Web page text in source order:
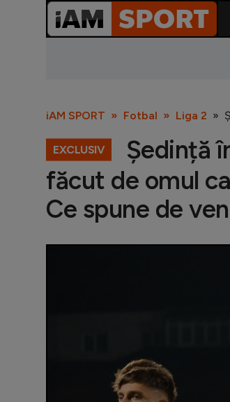
iAM SPORT Fotbal Liga 2
EXCLUSIV
Ședință
făcut de omul
Ce spune de